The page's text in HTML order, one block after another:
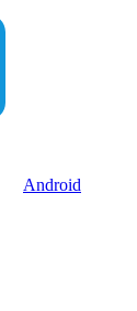
Android